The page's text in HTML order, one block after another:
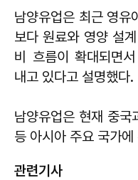
남양유업은 최근 영유
보다 원료와 영양 설
비 흐름이 확대되면
내고 있다고 설명했다.
남양유업은 현재 중
등 아시아 주요 국가
관련기사